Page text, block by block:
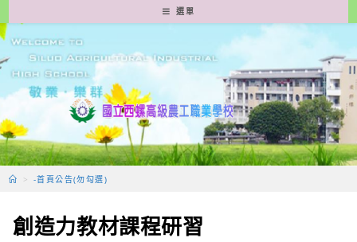
轉
至
要
容
選單
> -首頁公告(勿勾選)
創造力教材課程研習